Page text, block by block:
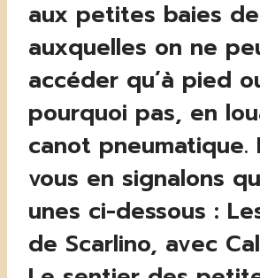
aux petites baies
auxquelles on ne
accéder qu’à pied
pourquoi pas, en
canot pneumatique.
vous en signalons
unes ci-dessous :
de Scarlino, avec